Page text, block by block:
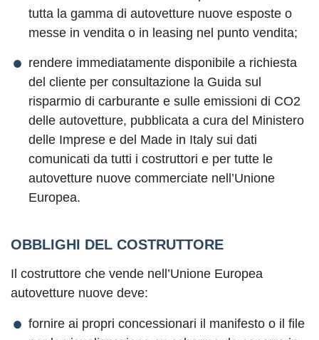
tutta la gamma di autovetture nuove esposte o
messe in vendita o in leasing nel punto vendita;
rendere immediatamente disponibile a richiesta
del cliente per consultazione la Guida sul
risparmio di carburante e sulle emissioni di CO2
delle autovetture, pubblicata a cura del Ministero
delle Imprese e del Made in Italy sui dati
comunicati da tutti i costruttori e per tutte le
autovetture nuove commerciate nell’Unione
Europea.
OBBLIGHI DEL COSTRUTTORE
Il costruttore che vende nell’Unione Europea
autovetture nuove deve:
fornire ai propri concessionari il manifesto o il file